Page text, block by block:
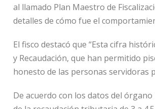
al llamado Plan Maestro de
detalles de cómo fue el
El fisco destacó que “Esta cifra
y Recaudación, que han permitido
honesto de las personas servidoras
De acuerdo con los datos del